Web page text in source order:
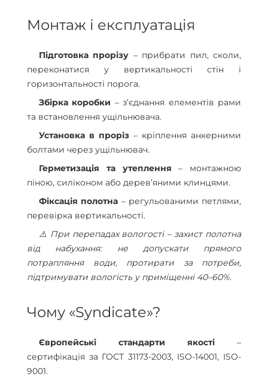
Монтаж і експлуатація
Підготовка прорізу – прибрати пил, сколи,
переконатися у вертикальності стін і
горизонтальності порога.
Збірка коробки – з’єднання елементів рами
та встановлення ущільнювача.
Установка в проріз – кріплення анкерними
болтами через ущільнювач.
Герметизація та утеплення – монтажною
піною, силіконом або дерев’яними клинцями.
Фіксація полотна – регульованими петлями,
перевірка вертикальності.
⚠️ При перепадах вологості – захист полотна
від набухання: не допускати прямого
потрапляння води, протирати за потреби,
підтримувати вологість у приміщенні 40–60%.
Чому «Syndicate»?
Європейські стандарти якості –
сертифікація за ГОСТ 31173-2003, ISO-14001, ISO-
9001.